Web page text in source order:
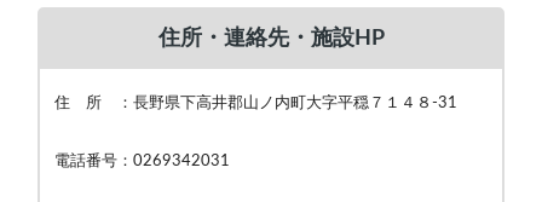
住所・連絡先・施設HP
住 所 ：長野県下高井郡山ノ内町大字平穏７１４８-31
電話番号：0269342031